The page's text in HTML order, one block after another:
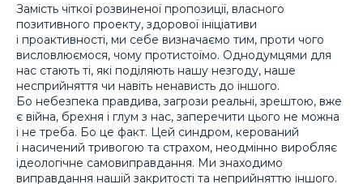
Замість чіткої розвиненої пропозиції, власного
позитивного проекту, здорової ініціативи
і проактивності, ми себе визначаємо тим, проти чого
висловлюємося, чому протистоїмо. Однодумцями для
нас стають ті, які поділяють нашу незгоду, наше
несприйняття чи навіть ненависть до іншого.
Бо небезпека правдива, загрози реальні, зрештою, вже
є війна, брехня і глум з нас, заперечити цього не можна
і не треба. Бо це факт. Цей синдром, керований
і насичений тривогою та страхом, неодмінно виробляє
ідеологічне самовиправдання. Ми знаходимо
виправдання нашій закритості та неприйняттю іншого.